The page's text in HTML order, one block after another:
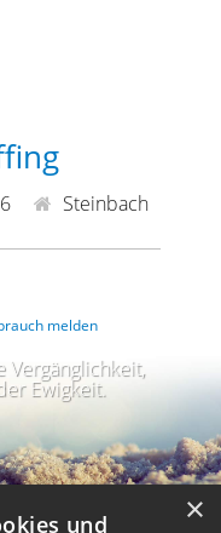
Steinbach
Vergänglichkeit,
Ewigkeit.
melden
×
und